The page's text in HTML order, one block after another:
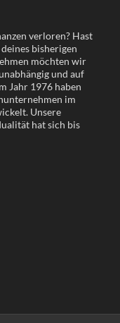
verloren? Hast
bisherigen
möchten wir
und auf
Jahr 1976 haben
im
Unsere
hat sich bis